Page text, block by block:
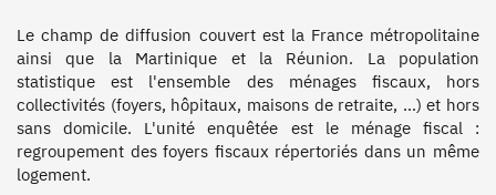
Le champ de diffusion couvert est la France métropolitaine
ainsi que la Martinique et la Réunion. La population
statistique est l'ensemble des ménages fiscaux, hors
collectivités (foyers, hôpitaux, maisons de retraite, …) et hors
sans domicile. L'unité enquêtée est le ménage fiscal :
regroupement des foyers fiscaux répertoriés dans un même
logement.